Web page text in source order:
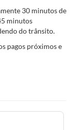
30 minutos de
minutos
do trânsito.
pagos próximos e